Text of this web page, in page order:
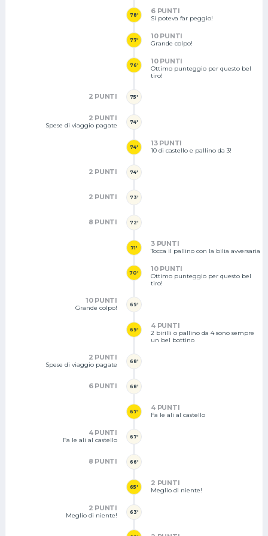
78' 6 PUNTI
Si poteva far peggio!
77' 10 PUNTI
Grande colpo!
76' 10 PUNTI
Ottimo punteggio per questo bel
tiro!
75'
2 PUNTI
74'
2 PUNTI
Spese di viaggio pagate
74' 13 PUNTI
10 di castello e pallino da 3!
74'
2 PUNTI
73'
2 PUNTI
72'
8 PUNTI
71' 3 PUNTI
Tocca il pallino con la bilia avversaria
70' 10 PUNTI
Ottimo punteggio per questo bel
tiro!
69'
10 PUNTI
Grande colpo!
69' 4 PUNTI
2 birilli o pallino da 4 sono sempre
un bel bottino
68'
2 PUNTI
Spese di viaggio pagate
68'
6 PUNTI
67' 4 PUNTI
Fa le ali al castello
67'
4 PUNTI
Fa le ali al castello
66'
8 PUNTI
65' 2 PUNTI
Meglio di niente!
63'
2 PUNTI
Meglio di niente!